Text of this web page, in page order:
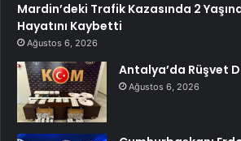
Mardin’deki Trafik Kazasında 2
Hayatını Kaybetti
Ağustos 6, 2026
Antalya’da Rüşvet
Ağustos 6, 2026